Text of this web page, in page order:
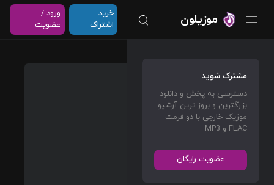
موزیلون
خرید
اشتراک
ورود /
عضویت
مشترک شوید
دسترسی به پخش و دانلود
بزرگترین و بروز ترین آرشیو
موزیک خارجی با دو فرمت
FLAC و MP3
عضویت رایگان